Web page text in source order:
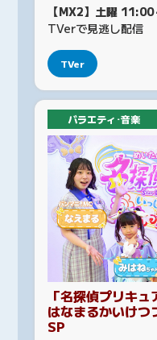
【MX2】土曜
TVerで見逃し配信
TVer
バラエティ･音楽
「名探偵プリキ
はなまるかいけつ
SP